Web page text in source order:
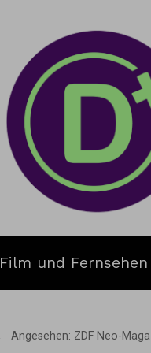
Film und Fernsehen
Angesehen: ZDF Neo-